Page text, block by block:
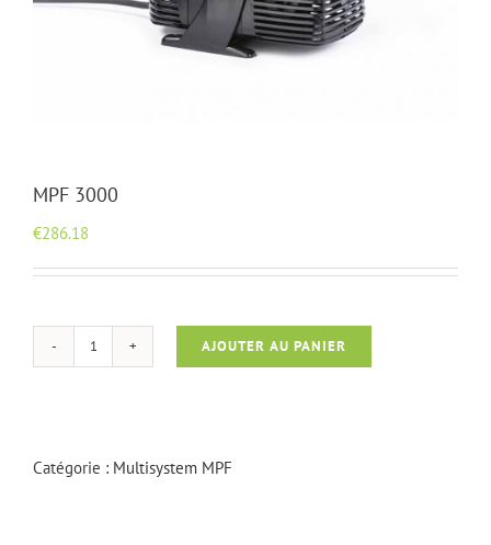
MPF 3000
€286.18
quantité
AJOUTER AU PANIER
Catégorie : Multisystem MPF